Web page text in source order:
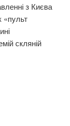
з Києва
«пульт
скляній